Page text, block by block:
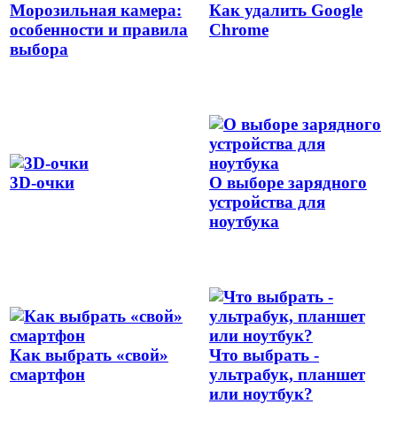
Морозильная камера:
особенности и правила
выбора
Как удалить Google
Chrome
3D-очки
О выборе зарядного
устройства для
ноутбука
Как выбрать «свой»
смартфон
Что выбрать -
ультрабук, планшет
или ноутбук?